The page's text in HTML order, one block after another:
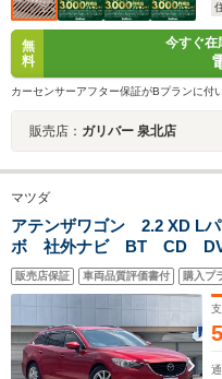
無
料
今すぐ在
カーセンサーアフター保証がBプランに付
販売店： ガリバー 泉北店
マツダ
アテンザワゴン 2.2 XD L
ボ 社外ナビ BT CD
オートライト ETC シー
純正アルミホイール 純正
ー ラバーラゲッジマット
販売店保証 車両品質評価書付 購入プ